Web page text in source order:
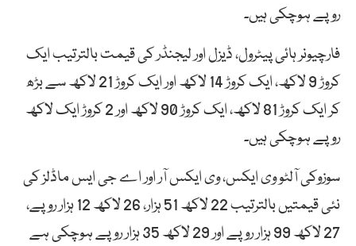
روپے ہوچکی ہیں۔
فارچیونر ہائی پیٹرول، ڈیزل اور لیجنڈر کی قیمت بالترتیب ایک
کروڑ 9 لاکھ، ایک کروڑ 14 لاکھ اور ایک کروڑ 21 لاکھ سے بڑھ
کر ایک کروڑ 81 لاکھ، ایک کروڑ 90 لاکھ اور 2 کروڑ ایک لاکھ
روپے ہوچکی ہیں۔
سوزوکی آلٹو وی ایکس، وی ایکس آر اور اے جی ایس ماڈلز کی
نئی قیمتیں بالترتیب 22 لاکھ 51 ہزار، 26 لاکھ 12 ہزار روپے،
27 لاکھ 99 ہزار روپے اور 29 لاکھ 35 ہزار روپے ہوچکی ہے